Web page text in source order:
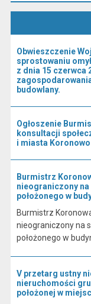
Obwieszczenie
sprostowaniu
z dnia 15 czerwca
budowlany.
Ogłoszenie
konsultacji
i miasta Koronowo
Burmistrz
nieograniczony
położonego w
Burmistrz
nieograniczony na
położonego w
V przetarg ustny
nieruchomości
położonej w